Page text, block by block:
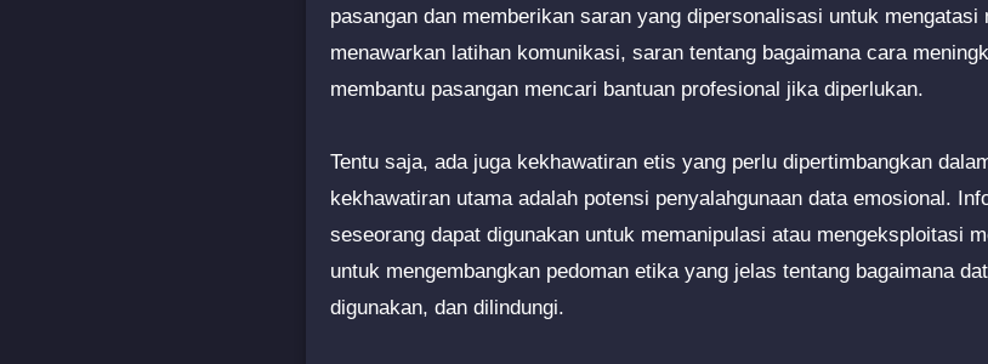
pasangan dan memberikan saran yang dipersonalisasi untuk
menawarkan latihan komunikasi, saran tentang bagaimana cara
membantu pasangan mencari bantuan profesional jika diperlukan.
Tentu saja, ada juga kekhawatiran etis yang perlu dipertimbangkan
kekhawatiran utama adalah potensi penyalahgunaan data emosional.
seseorang dapat digunakan untuk memanipulasi atau mengeksploitasi
untuk mengembangkan pedoman etika yang jelas tentang bagaimana
digunakan, dan dilindungi.